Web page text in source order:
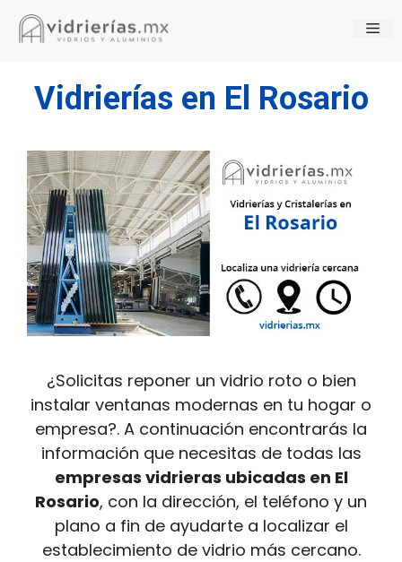
Saltar
Vidrierías en El Rosario
¿Solicitas reponer un vidrio roto o bien
instalar ventanas modernas en tu hogar o
empresa?. A continuación encontrarás la
información que necesitas de todas las
empresas vidrieras ubicadas en El
Rosario, con la dirección, el teléfono y un
plano a fin de ayudarte a localizar el
establecimiento de vidrio más cercano.